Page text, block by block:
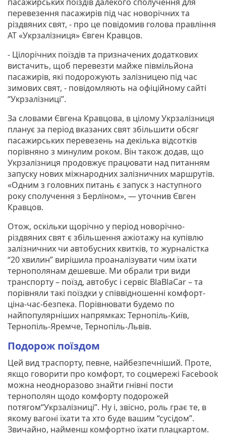
перевезення пасажирів під час новорічних та
різдвяних свят, - про це повідомив голова правління
АТ «Укрзалізниця» Євген Кравцов.
- Цілорічних поїздів та призначених додаткових
вистачить, щоб перевезти майже півмільйона
пасажирів, які подорожують залізницею під час
зимових свят, - повідомляють на офіційному сайті
“Укрзалізниці”.
За словами Євгена Кравцова, в цілому Укрзалізниця
планує за період вказаних свят збільшити обсяг
пасажирських перевезень на декілька відсотків
порівняно з минулим роком. Він також додав, що
Укрзалізниця продовжує працювати над питанням
запуску нових міжнародних залізничних маршрутів.
«Одним з головних питань є запуск з наступного
року сполучення з Берліном», — уточнив Євген
Кравцов.
Отож, оскільки щорічно у період новорічно-
різдвяних свят є збільшення ажіотажу на купівлю
залізничних чи автобусних квитків, то журналістка
“20 хвилин” вирішила проаналізувати чим їхати
тернополянам дешевше. Ми обрали три види
транспорту – поїзд, автобус і сервіс BlaBlaCar – та
порівняли такі поїздки у співвідношенні комфорт-
ціна-час-безпека. Порівнювати будемо по
найпопулярніших напрямках: Тернопіль-Київ,
Тернопіль-Яремче, Тернопіль-Львів.
Подорож поїздом
Цей вид траспорту, певне, найбезпечніший. Проте,
якщо говорити про комфорт, то соцмережі Facebook
можна неодноразово знайти гнівні пости
тернополян щодо комфорту подорожей
потягом“Укрзалізниці”. Ну і, звісно, роль грає те, в
якому вагоні їхати та хто буде вашим “сусідом”.
Звичайно, найменш комфортно їхати плацкартом.